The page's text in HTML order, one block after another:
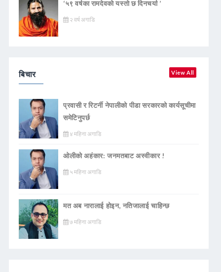
‘५९ वर्षका रामदेवकाे यस्ताे छ दिनचर्या ’
२ वर्ष अगाडि
बिचार View All
प्रवासी र रिटर्नी नेपालीको पीडा सरकारको कार्यसूचीमा
समेटिनुपर्छ
४ महिना अगाडि
ओलीको अहंकार: जनमतबाट अस्वीकार !
५ महिना अगाडि
मत अब नारालाई होइन, नतिजालाई चाहिन्छ
७ महिना अगाडि